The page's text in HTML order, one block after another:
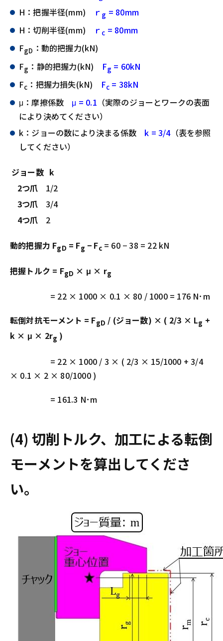
H：把握半径(mm)
ｒ g = 80mm
H：切削半径(mm)
ｒ c = 80mm
FgD ：動的把握力(kN)
Fg ：静的把握力(kN) Fg = 60kN
Fc ：把握力損失(kN) Fc = 38kN
μ：摩擦係数 μ = 0.1 （実際のジョーとワークの表面
により決めてください）
k：ジョーの数により決まる係数 k = 3/4（表を参照
してください）
ジョー数 k
2つ爪
1/2
3つ爪
3/4
4つ爪
2
動的把握力 FgD = Fg − Fc= 60 − 38 = 22 kN
把握トルク = FgD × μ × rg
= 22 × 1000 × 0.1 × 80 / 1000 = 176 N･m
転倒対抗モーメント = FgD / (ジョー数) × ( 2/3 × Lg +
k × μ × 2rg )
= 22 × 1000 / 3 × ( 2/3 × 15/1000 + 3/4
× 0.1 × 2 × 80/1000 )
= 161.3 N･m
(4) 切削トルク、加工による転倒
モーメントを算出してくださ
い。